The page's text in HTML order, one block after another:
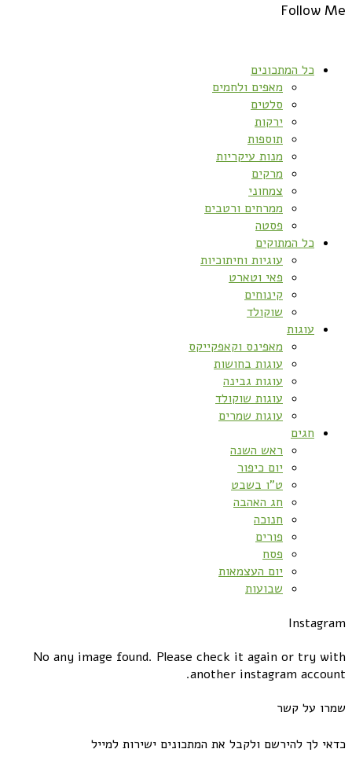
Follow Me
כל המתכונים
מאפים ולחמים
סלטים
ירקות
תוספות
מנות עיקריות
מרקים
צמחוני
ממרחים ורטבים
פסטה
כל המתוקים
עוגיות וחיתוכיות
פאי וטארט
קינוחים
שוקולד
עוגות
מאפינס וקאפקייקס
עוגות בחושות
עוגות גבינה
עוגות שוקולד
עוגות שמרים
חגים
ראש השנה
יום כיפור
ט”ו בשבט
חג האהבה
חנוכה
פורים
פסח
יום העצמאות
שבועות
Instagram
No any image found. Please check it again or try with
another instagram account.
שמרו על קשר
כדאי לך להירשם ולקבל את המתכונים ישירות למייל